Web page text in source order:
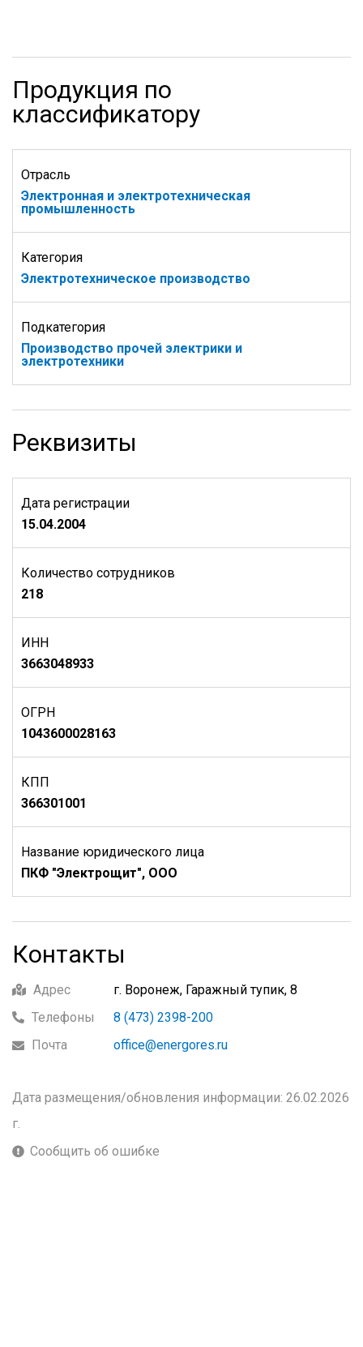
Продукция по
классификатору
Отрасль
Электронная и электротехническая
промышленность
Категория
Электротехническое производство
Подкатегория
Производство прочей электрики и
электротехники
Реквизиты
Дата регистрации
15.04.2004
Количество сотрудников
218
ИНН
3663048933
ОГРН
1043600028163
КПП
366301001
Название юридического лица
ПКФ "Электрощит", ООО
Контакты
Адрес
г. Воронеж, Гаражный тупик, 8
Телефоны
8 (473) 2398-200
Почта
office@energores.ru
Дата размещения/обновления информации: 26.02.2026
г.
Сообщить об ошибке